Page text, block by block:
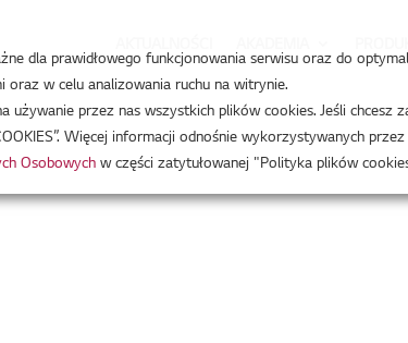
dla prawidłowego funkcjonowania serwisu oraz do
oraz w celu analizowania ruchu na witrynie.
używanie przez nas wszystkich plików cookies. Jeśli chcesz
Więcej informacji odnośnie wykorzystywanych
Osobowych w części zatytułowanej "Polityka plików